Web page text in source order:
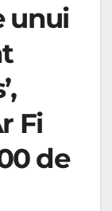
unui
Fi
de